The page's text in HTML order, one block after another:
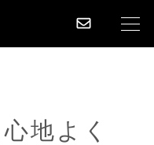
心地 よ く